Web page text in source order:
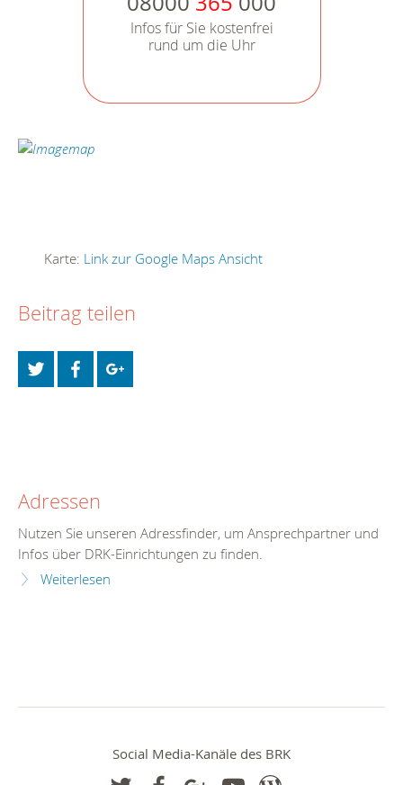
Infos für Sie kostenfrei
rund um die Uhr
Karte: Link zur Google Maps Ansicht
Beitrag teilen
Adressen
Nutzen Sie unseren Adressfinder, um Ansprechpartner und
Infos über DRK-Einrichtungen zu finden.
Weiterlesen
Social Media-Kanäle des BRK